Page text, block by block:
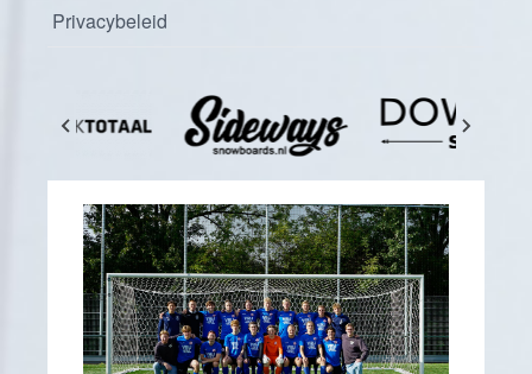
Privacybeleid